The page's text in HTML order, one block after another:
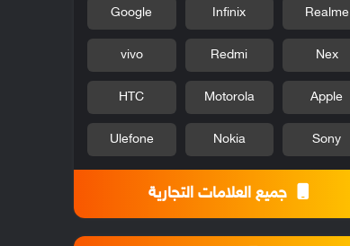
Realme
Infinix
Google
Nex
Redmi
vivo
Apple
Motorola
HTC
Sony
Nokia
Ulefone
جميع العلامات التجارية